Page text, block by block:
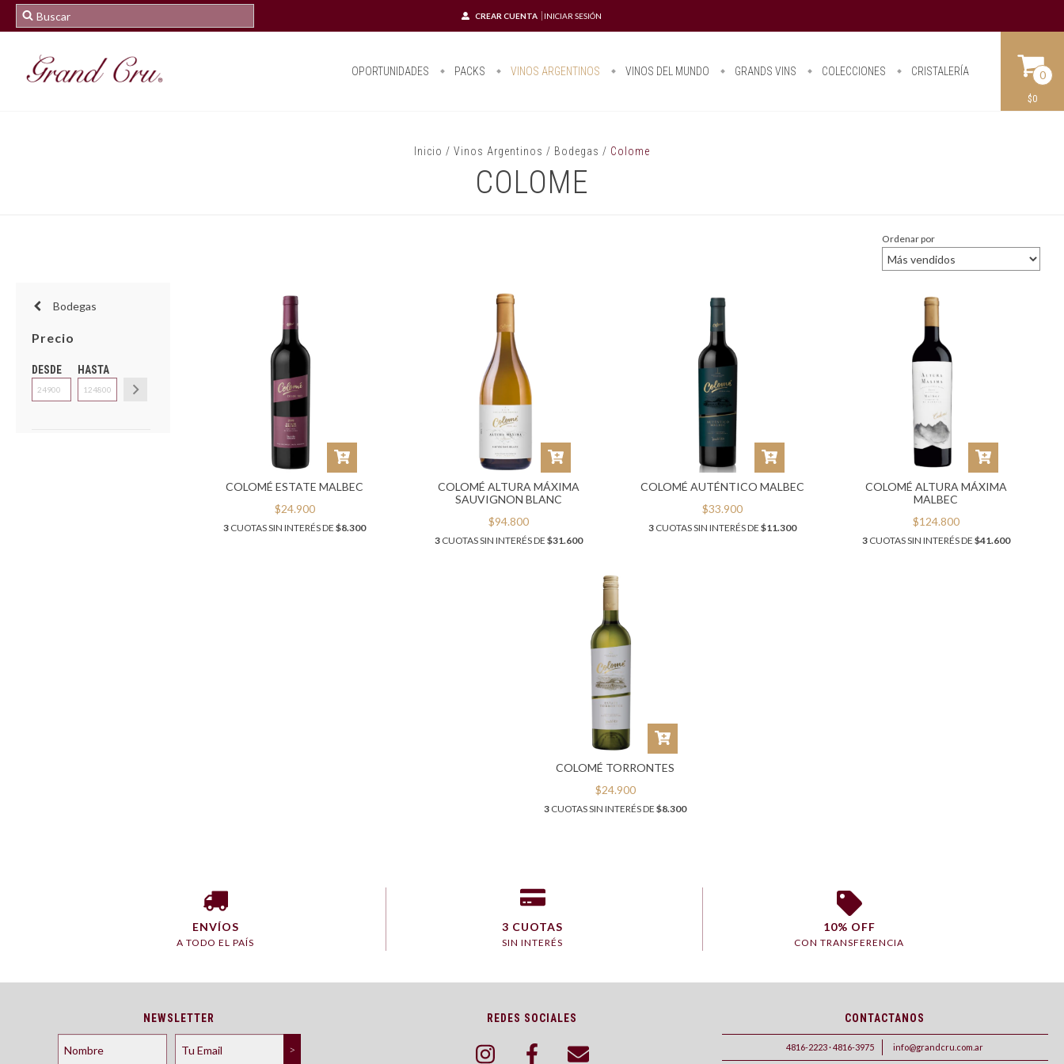
CREAR CUENTA INICIAR SESIÓN
OPORTUNIDADES PACKS VINOS ARGENTINOS VINOS DEL MUNDO GRANDS VINS COLECCIONES CRISTALERÍA 0
$0
Inicio / Vinos Argentinos / Bodegas / Colome
COLOME
Ordenar por
Bodegas
Precio
DESDE HASTA
COLOMÉ ESTATE MALBEC
$24.900
3 CUOTAS SIN INTERÉS DE$8.300
COLOMÉ ALTURA MÁXIMA
SAUVIGNON BLANC
$94.800
3CUOTAS SIN INTERÉS DE $31.600
COLOMÉ AUTÉNTICO MALBEC
$33.900
3CUOTAS SIN INTERÉS DE $11.300
COLOMÉ ALTURA MÁXIMA
MALBEC
$124.800
3CUOTAS SIN INTERÉS DE $41.600
COLOMÉ TORRONTES
$24.900
3 CUOTAS SIN INTERÉS DE$8.300
ENVÍOS
A TODO EL PAÍS
3 CUOTAS
SIN INTERÉS
10% OFF
CON TRANSFERENCIA
NEWSLETTER REDES SOCIALES CONTACTANOS
4816-2223 · 4816-3975 info@grandcru.com.ar